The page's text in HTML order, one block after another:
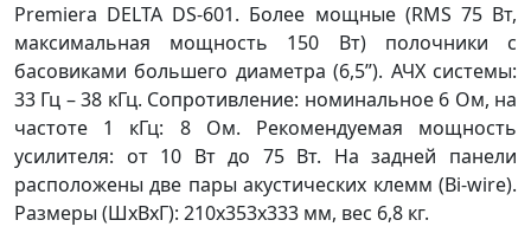
Premiera DELTA DS-601. Более мощные (RMS 75 Вт,
максимальная мощность 150 Вт) полочники с
басовиками большего диаметра (6,5”). АЧХ системы:
33 Гц – 38 кГц. Сопротивление: номинальное 6 Ом, на
частоте 1 кГц: 8 Ом. Рекомендуемая мощность
усилителя: от 10 Вт до 75 Вт. На задней панели
расположены две пары акустических клемм (Bi-wire).
Размеры (ШxВxГ): 210x353x333 мм, вес 6,8 кг.